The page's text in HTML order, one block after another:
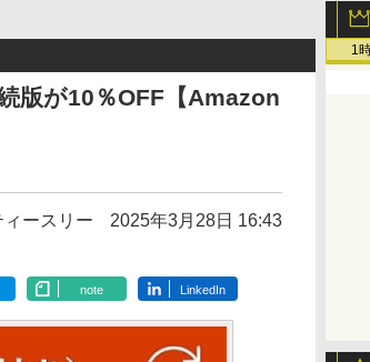
1
版が10％OFF【Amazon
ィースリー 2025年3月28日 16:43
note LinkedIn